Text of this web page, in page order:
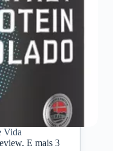
Vida
E mais 3